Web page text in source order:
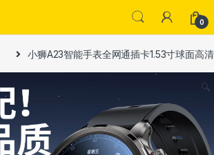
0
小狮A23智能手表全网通插卡1.53寸球面高
🔍